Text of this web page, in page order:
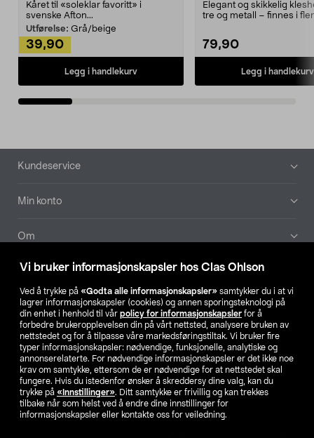
Vi bruker informasjonskapsler hos Clas Ohlson
Ved å trykke på «Godta alle informasjonskapsler» samtykker du i at vi
lagrer informasjonskapsler (cookies) og annen sporingsteknologi på
din enhet i henhold til vår policy for informasjonskapsler for å
forbedre brukeropplevelsen din på vårt nettsted, analysere bruken av
nettstedet og for å tilpasse våre markedsføringstiltak. Vi bruker fire
typer informasjonskapsler: nødvendige, funksjonelle, analytiske og
annonserelaterte. For nødvendige informasjonskapsler er det ikke noe
krav om samtykke, ettersom de er nødvendige for at nettstedet skal
fungere. Hvis du istedenfor ønsker å skreddersy dine valg, kan du
trykke på «Innstillinger». Ditt samtykke er frivillig og kan trekkes
tilbake når som helst ved å endre dine innstillinger for
informasjonskapsler eller kontakte oss for veiledning.
Kåret til «soleklar favoritt» i
svenske Afton...
Utførelse: Grå/beige
39,90
Legg i handlekurv
Elegant og skikkelig
tre og metall – finnes i
79,90
Legg i handlekurv
Bunntekst
Kundeservice
Min konto
Om
Aktuelt
Våre selskaper
Finn din butikk
SE NO FI